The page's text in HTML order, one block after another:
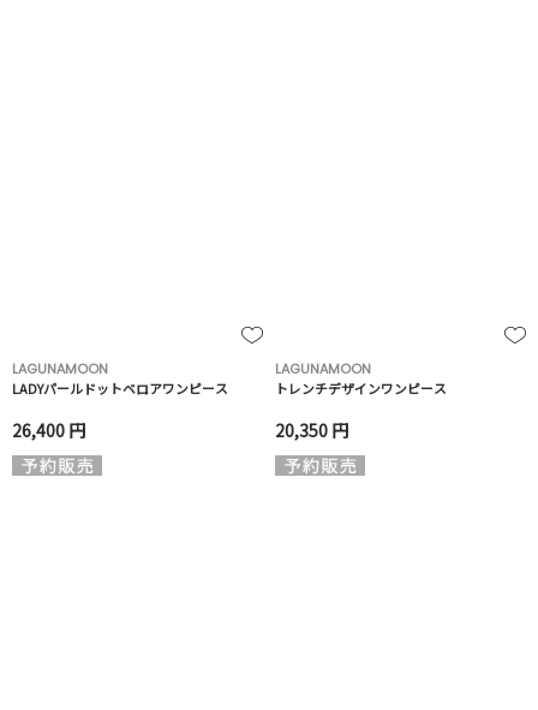
LAGUNAMOON
LADYパールドットベロアワンピース
26,400 円
LAGUNAMOON
トレンチデザインワンピース
20,350 円